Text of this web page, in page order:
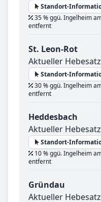
Standort-
35 % ggü. Ingelheim
entfernt
St. Leon-Rot
Aktueller
Standort-
30 % ggü. Ingelheim
entfernt
Heddesbach
Aktueller
Standort-
10 % ggü. Ingelheim
entfernt
Gründau
Aktueller